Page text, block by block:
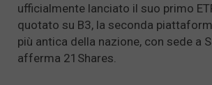
ufficialmente lanciato il suo primo
quotato su B3, la seconda
più antica della nazione, con sede a
afferma 21Shares.